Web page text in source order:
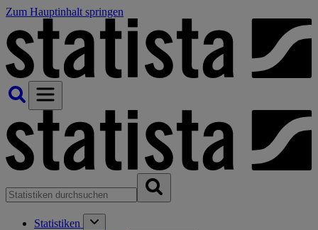
Zum Hauptinhalt springen
Statistiken